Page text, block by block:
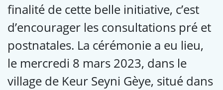
finalité de cette belle initiative, c’est
d’encourager les consultations pré et
postnatales. La cérémonie a eu lieu,
le mercredi 8 mars 2023, dans le
village de Keur Seyni Gèye, situé dans